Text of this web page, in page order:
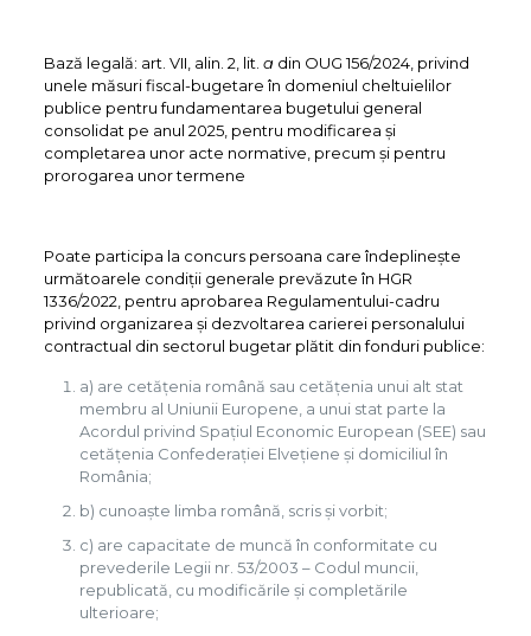
Bază legală: art. VII, alin. 2, lit. adin OUG 156/2024, privind
unele măsuri fiscal-bugetare în domeniul cheltuielilor
publice pentru fundamentarea bugetului general
consolidat pe anul 2025, pentru modificarea şi
completarea unor acte normative, precum şi pentru
prorogarea unor termene
Poate participa la concurs persoana care îndeplineşte
următoarele condiţii generale prevăzute în HGR
1336/2022, pentru aprobarea Regulamentului-cadru
privind organizarea și dezvoltarea carierei personalului
contractual din sectorul bugetar plătit din fonduri publice:
a) are cetăţenia română sau cetăţenia unui alt stat
membru al Uniunii Europene, a unui stat parte la
Acordul privind Spaţiul Economic European (SEE) sau
cetăţenia Confederaţiei Elveţiene și domiciliul în
România;
b) cunoaşte limba română, scris şi vorbit;
c) are capacitate de muncă în conformitate cu
prevederile Legii nr. 53/2003 – Codul muncii,
republicată, cu modificările şi completările
ulterioare;